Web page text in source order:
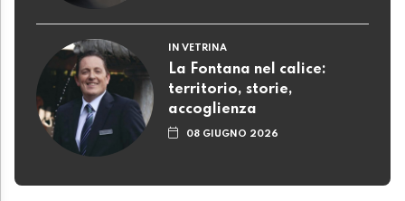
IN VETRINA
La Fontana nel calice:
territorio, storie,
accoglienza
08 GIUGNO 2026